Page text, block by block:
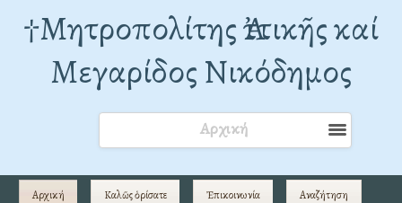
†Mητροπολίτης Ἀττικῆς καί
Μεγαρίδος Νικόδημος
Αρχική
Αρχική Καλῶς ὁρίσατε Ἐπικοινωνία Αναζήτηση